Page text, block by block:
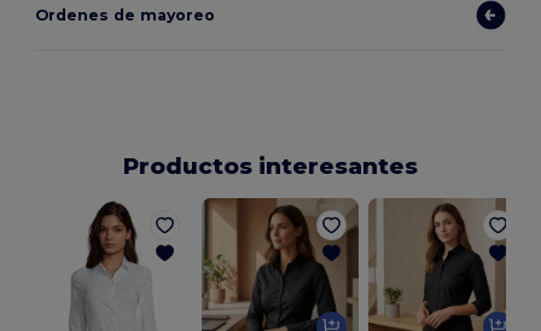
Ordenes de mayoreo
Productos interesantes